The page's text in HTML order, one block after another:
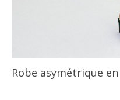
Robe asymétrique